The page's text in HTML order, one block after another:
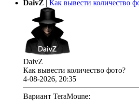
DaivZ | Как вывести количество
DaivZ
Как вывести количество фото?
4-08-2026, 20:35
Вариант TeraMoune: